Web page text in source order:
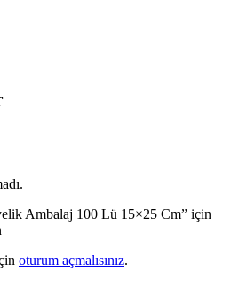
Ambalaj 100 Lü 15×25 Cm” için
oturum açmalısınız.